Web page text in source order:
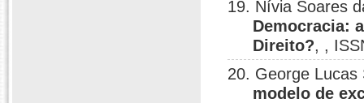
19. Nívia Soares
Democracia:
Direito?, ,
20. George
modelo de